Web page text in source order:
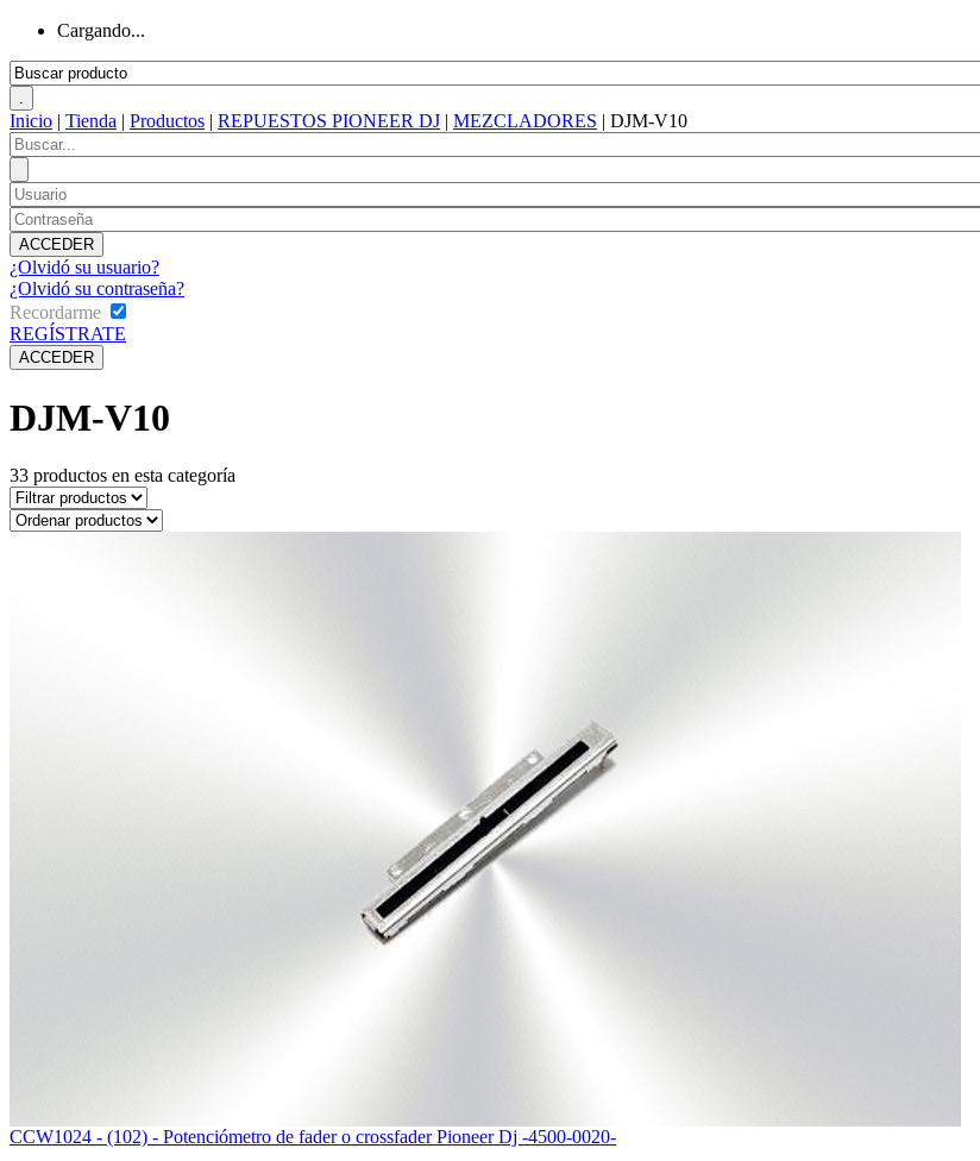
Cargando...
Inicio | Tienda | Productos | REPUESTOS PIONEER DJ | MEZCLADORES | DJM-V10
¿Olvidó su usuario?
¿Olvidó su contraseña?
Recordarme
REGÍSTRATE
DJM-V10
33 productos en esta categoría
CCW1024 - (102) - Potenciómetro de fader o crossfader Pioneer Dj -4500-0020-